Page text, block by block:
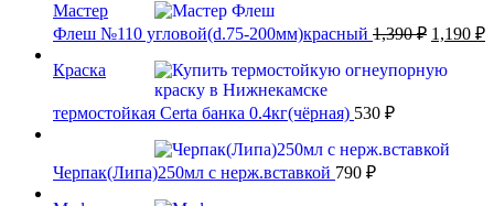
Мастер
Флеш №110 угловой(d.75-200мм)красный 1,390₽ 1,190 ₽
Краска
термостойкая Certa банка 0.4кг(чёрная) 530 ₽
Черпак(Липа)250мл с нерж.вставкой 790 ₽